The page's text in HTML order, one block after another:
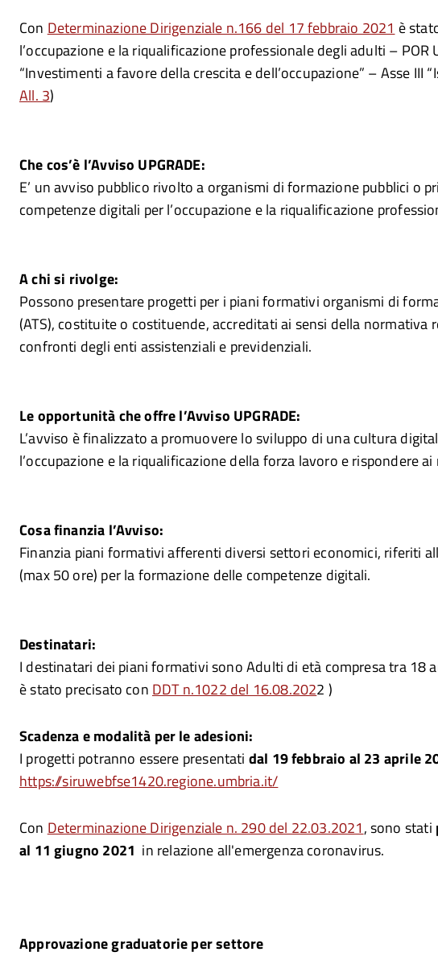
Con Determinazione Dirigenziale n.166 del 17 febbraio 2021 è
l’occupazione e la riqualificazione professionale degli adulti –
“Investimenti a favore della crescita e dell’occupazione” – Asse
All. 3)
Che cos’è l’Avviso UPGRADE:
E’ un avviso pubblico rivolto a organismi di formazione pubblici
competenze digitali per l’occupazione e la riqualificazione
A chi si rivolge:
Possono presentare progetti per i piani formativi organismi di
(ATS), costituite o costituende, accreditati ai sensi della
confronti degli enti assistenziali e previdenziali.
Le opportunità che offre l’Avviso UPGRADE:
L’avviso è finalizzato a promuovere lo sviluppo di una cultura
l’occupazione e la riqualificazione della forza lavoro e rispondere
Cosa finanzia l’Avviso:
Finanzia piani formativi afferenti diversi settori economici, riferiti
(max 50 ore) per la formazione delle competenze digitali.
Destinatari:
I destinatari dei piani formativi sono Adulti di età compresa tra
è stato precisato con DDT n.1022 del 16.08.2022 )
Scadenza e modalità per le adesioni:
I progetti potranno essere presentati dal 19 febbraio al 23 aprile
https://siruwebfse1420.regione.umbria.it/
Con Determinazione Dirigenziale n. 290 del 22.03.2021, sono stati
al 11 giugno 2021 in relazione all'emergenza coronavirus.
Approvazione graduatorie per settore